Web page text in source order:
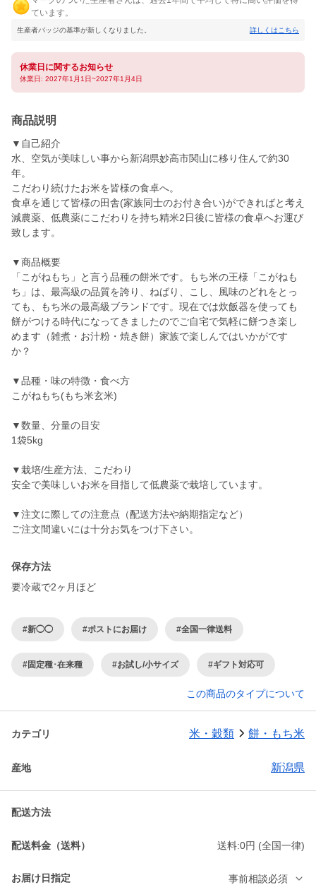
ています。
生産者バッジの基準が新しくなりました。 詳しくはこちら
休業日に関するお知らせ
休業日: 2027年1月1日~2027年1月4日
商品説明
▼自己紹介
水、空気が美味しい事から新潟県妙高市関山に移り住んで約30
年。
こだわり続けたお米を皆様の食卓へ。
食卓を通じて皆様の田舎(家族同士のお付き合い)ができればと考え
減農薬、低農薬にこだわりを持ち精米2日後に皆様の食卓へお運び
致します。
▼商品概要
「こがねもち」と言う品種の餅米です。もち米の王様「こがねも
ち」は、最高級の品質を誇り、ねばり、こし、風味のどれをとっ
ても、もち米の最高級ブランドです。現在では炊飯器を使っても
餅がつける時代になってきましたのでご自宅で気軽に餅つき楽し
めます（雑煮・お汁粉・焼き餅）家族で楽しんではいかがです
か？
▼品種・味の特徴・食べ方
こがねもち(もち米玄米)
▼数量、分量の目安
1袋5kg
▼栽培/生産方法、こだわり
安全で美味しいお米を目指して低農薬で栽培しています。
▼注文に際しての注意点（配送方法や納期指定など）
ご注文間違いには十分お気をつけ下さい。
保存方法
要冷蔵で2ヶ月ほど
#新◯◯ #ポストにお届け #全国一律送料
#固定種･在来種 #お試し/小サイズ #ギフト対応可
この商品のタイプについて
カテゴリ 米・穀類 餅・もち米
産地 新潟県
配送方法
配送料金（送料） 送料:0円 (全国一律)
お届け日指定 事前相談必須